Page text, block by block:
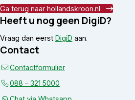
Ga terug naar hollandskroon.nl
Heeft u nog geen DigiD?
Vraag dan eerst DigiD aan.
Contact
Contactformulier
088 – 321 5000